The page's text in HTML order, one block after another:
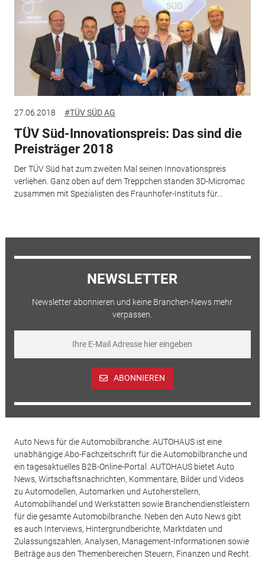
27.06.2018 #TÜV SÜD AG
TÜV Süd-Innovationspreis: Das sind die
Preisträger 2018
Der TÜV Süd hat zum zweiten Mal seinen Innovationspreis
verliehen. Ganz oben auf dem Treppchen standen 3D-Micromac
zusammen mit Spezialisten des Fraunhofer-Instituts für...
NEWSLETTER
Newsletter abonnieren und keine Branchen-News mehr
verpassen.
ABONNIEREN
Auto News für die Automobilbranche: AUTOHAUS ist eine
unabhängige Abo-Fachzeitschrift für die Automobilbranche und
ein tagesaktuelles B2B-Online-Portal. AUTOHAUS bietet Auto
News, Wirtschaftsnachrichten, Kommentare, Bilder und Videos
zu Automodellen, Automarken und Autoherstellern,
Automobilhandel und Werkstätten sowie Branchendienstleistern
für die gesamte Automobilbranche. Neben den Auto News gibt
es auch Interviews, Hintergrundberichte, Marktdaten und
Zulassungszahlen, Analysen, Management-Informationen sowie
Beiträge aus den Themenbereichen Steuern, Finanzen und Recht.